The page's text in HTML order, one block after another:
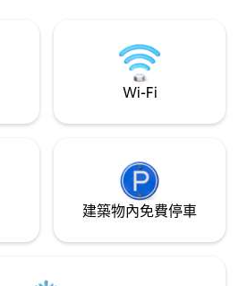
方的便利起點。
Wi-Fi
建築物內免費停車